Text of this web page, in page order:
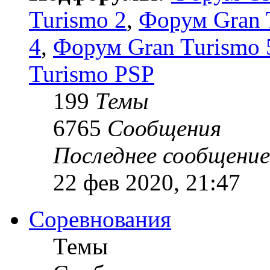
Turismo 2, Форум Gran
4, Форум Gran Turismo
Turismo PSP
199 Темы
6765 Сообщения
Последнее сообщение
22 фев 2020, 21:47
Соревнования
Темы